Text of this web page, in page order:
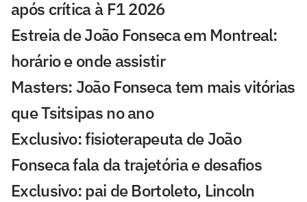
após crítica à F1 2026
Estreia de João Fonseca em Montreal:
horário e onde assistir
Masters: João Fonseca tem mais vitórias
que Tsitsipas no ano
Exclusivo: fisioterapeuta de João
Fonseca fala da trajetória e desafios
Exclusivo: pai de Bortoleto, Lincoln